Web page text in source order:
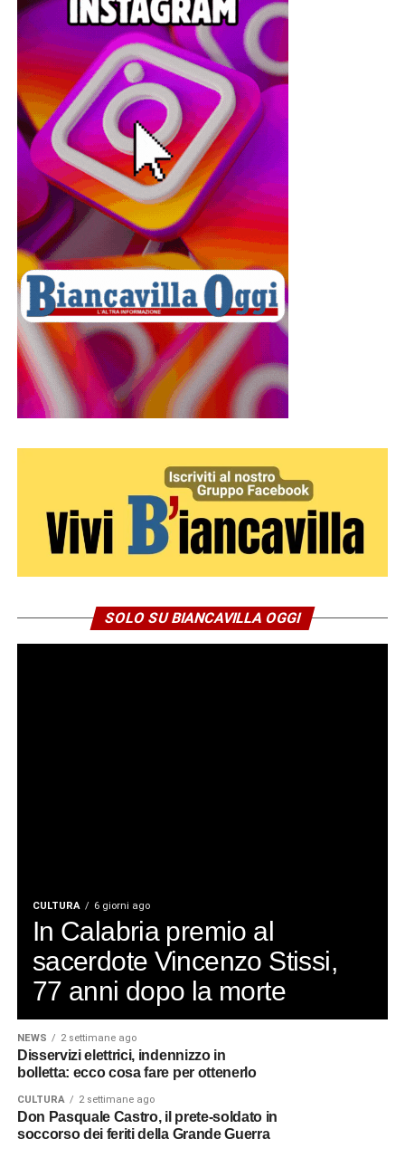
E-Distribuzione esaminerà la documentazione presentata
e valuterà la sussistenza dei presupposti per il
risarcimento. L’indennizzo automatico e il risarcimento dei
danni sono due strumenti distinti: il primo viene
riconosciuto automaticamente se ricorrono i requisiti
previsti dalla normativa, mentre il secondo richiede una
specifica istruttoria.
Per questo motivo è opportuno che i cittadini conservino
tutta la documentazione relativa agli alimenti andati
perduti o agli altri danni subiti e controllino le prossime
bollette per verificare l’eventuale accredito
dell’indennizzo previsto da ARERA.
© RIPRODUZIONE RISERVATA
Niente elettricità: un incubo durato
quasi 24 ore per centinaia di
famiglieSOLO SU BIANCAVILLA OGGI
CULTURA 6 giorni ago
In Calabria premio al
sacerdote Vincenzo Stissi,
77 anni dopo la morte
NEWS 2 settimane ago
Disservizi elettrici, indennizzo in
bolletta: ecco cosa fare per ottenerlo
CULTURA 2 settimane ago
Don Pasquale Castro, il prete-soldato in
soccorso dei feriti della Grande Guerra